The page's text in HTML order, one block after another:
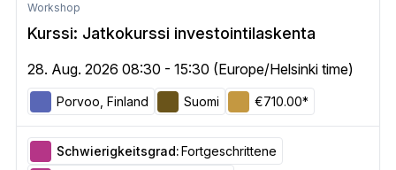
Workshop
Kurssi: Jatkokurssi investointilaskenta
28. Aug. 2026 08:30 - 15:30 (Europe/Helsinki time)
Porvoo, Finland Suomi €710.00*
Schwierigkeitsgrad:Fortgeschrittene